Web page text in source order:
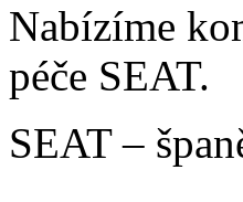
Nabízíme
péče SEAT.
SEAT –